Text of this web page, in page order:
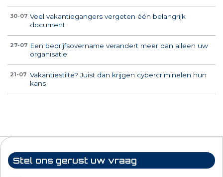
30-07 Veel vakantiegangers vergeten één belangrijk
document
27-07 Een bedrijfsovername verandert meer dan alleen uw
organisatie
21-07 Vakantiestilte? Juist dan krijgen cybercriminelen hun
kans
Stel ons gerust uw vraag